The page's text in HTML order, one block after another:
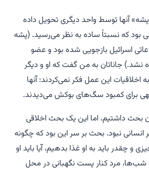
آنها توسط واحد دیگری تحویل داده
بود که نسبتاً ساده به نظر می‌رسید. (پشه
اسرائیل بازجویی شده بود و عضو
جاناتان به من گفت که او و دیگر
اخلاقیات این عمل فکر نمی‌کردند: آنها
برای کمبود سگ‌های بوکش می‌دیدند.
بحث داشتیم، اما این یک بحث اخلاقی
انسانی نبود. بحث بر سر این بود که چگونه
و چقدر باید به او غذا بدهیم، آیا باید او
شب‌ها، مرد کنار پست نگهبانی در محل